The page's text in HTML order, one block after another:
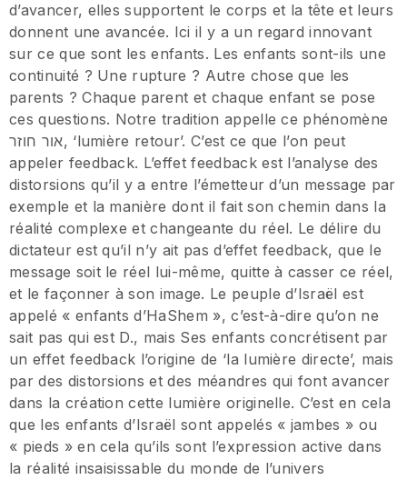
d’avancer, elles supportent le corps et la tête et leurs
donnent une avancée. Ici il y a un regard innovant
sur ce que sont les enfants. Les enfants sont-ils une
continuité ? Une rupture ? Autre chose que les
parents ? Chaque parent et chaque enfant se pose
ces questions. Notre tradition appelle ce phénomène
אור חוזר, ‘lumière retour’. C’est ce que l’on peut
appeler feedback. L’effet feedback est l’analyse des
distorsions qu’il y a entre l’émetteur d’un message par
exemple et la manière dont il fait son chemin dans la
réalité complexe et changeante du réel. Le délire du
dictateur est qu’il n’y ait pas d’effet feedback, que le
message soit le réel lui-même, quitte à casser ce réel,
et le façonner à son image. Le peuple d’Israël est
appelé « enfants d’HaShem », c’est-à-dire qu’on ne
sait pas qui est D., mais Ses enfants concrétisent par
un effet feedback l’origine de ‘la lumière directe’, mais
par des distorsions et des méandres qui font avancer
dans la création cette lumière originelle. C’est en cela
que les enfants d’Israël sont appelés « jambes » ou
« pieds » en cela qu’ils sont l’expression active dans
la réalité insaisissable du monde de l’univers